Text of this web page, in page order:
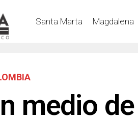
Santa Marta Magdalena
medio